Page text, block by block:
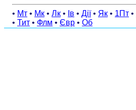
• Мт • Мк • Лк • Ів • Дії • Як • 1Пт •
• Тит • Флм • Євр • Об